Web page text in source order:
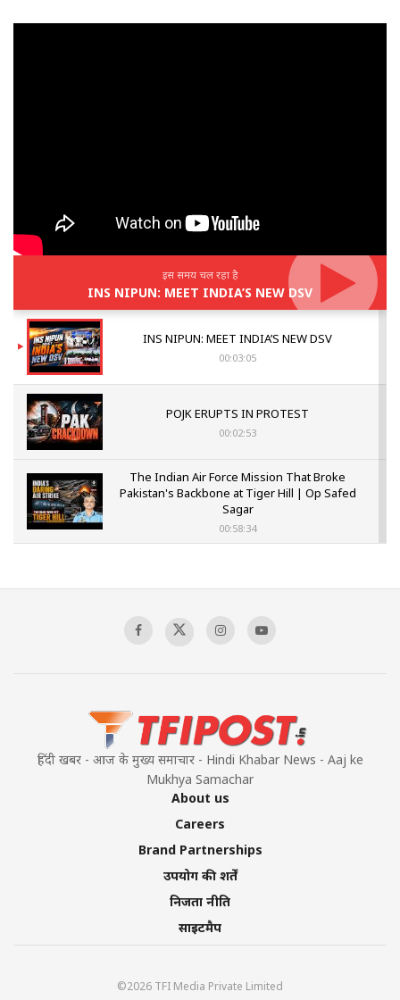
इस समय चल रहा है
INS NIPUN: MEET INDIA’S NEW DSV
INS NIPUN: MEET INDIA’S NEW DSV
00:03:05
POJK ERUPTS IN PROTEST
00:02:53
The Indian Air Force Mission That Broke
Pakistan's Backbone at Tiger Hill | Op Safed
Sagar
00:58:34
हिंदी खबर - आज के मुख्य समाचार - Hindi Khabar News - Aaj ke
Mukhya Samachar
About us
Careers
Brand Partnerships
उपयोग की शर्तें
निजता नीति
साइटमैप
©2026 TFI Media Private Limited